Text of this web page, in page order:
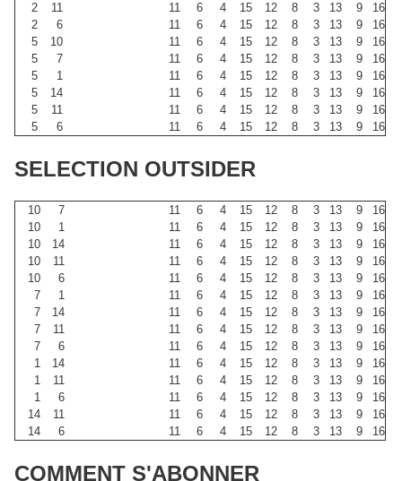
2
11 11 6 4 15 12 8 3 13 9
16
2
6 11 6 4 15 12 8 3 13 9
16
5
10 11 6 4 15 12 8 3 13 9
16
5
7 11 6 4 15 12 8 3 13 9
16
5
1 11 6 4 15 12 8 3 13 9
16
5
14 11 6 4 15 12 8 3 13 9
16
5
11 11 6 4 15 12 8 3 13 9
16
5
6 11 6 4 15 12 8 3 13 9 16
SELECTION OUTSIDER
10 7 11 6 4 15 12 8 3 13 9
16
10
1 11 6 4 15 12 8 3 13 9
16
10
14 11 6 4 15 12 8 3 13 9
16
10
11 11 6 4 15 12 8 3 13 9
16
10
6 11 6 4 15 12 8 3 13 9
16
7
1 11 6 4 15 12 8 3 13 9
16
7
14 11 6 4 15 12 8 3 13 9
16
7
11 11 6 4 15 12 8 3 13 9
16
7
6 11 6 4 15 12 8 3 13 9
16
1
14 11 6 4 15 12 8 3 13 9
16
1
11 11 6 4 15 12 8 3 13 9
16
1
6 11 6 4 15 12 8 3 13 9
16
14
11 11 6 4 15 12 8 3 13 9
16
14
6 11 6 4 15 12 8 3 13 9 16
COMMENT S'ABONNER